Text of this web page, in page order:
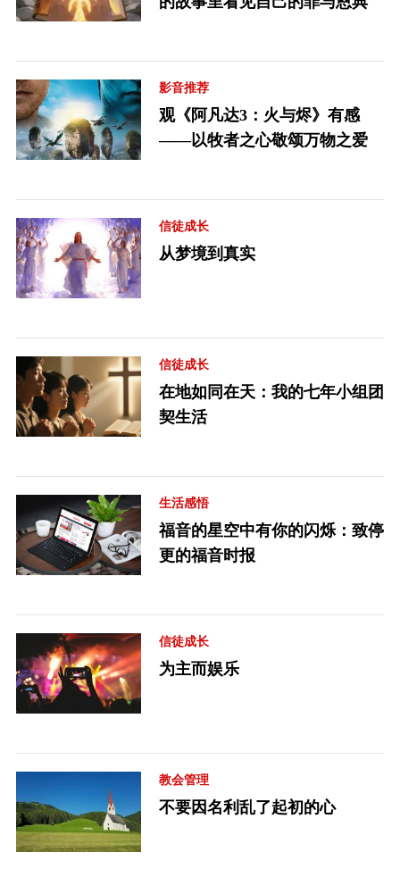
影音推荐
观《阿凡达3：火与烬》有感
——以牧者之心敬颂万物之爱
信徒成长
从梦境到真实
信徒成长
在地如同在天：我的七年小组团
契生活
生活感悟
福音的星空中有你的闪烁：致停
更的福音时报
信徒成长
为主而娱乐
教会管理
不要因名利乱了起初的心